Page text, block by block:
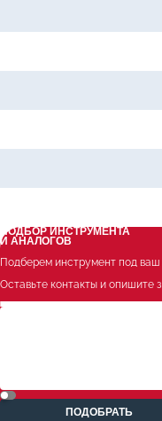
ПОДБОР ИНСТРУМЕНТА
И АНАЛОГОВ
Подберем инструмент под
Оставьте контакты и опишите
ПОДОБРАТЬ